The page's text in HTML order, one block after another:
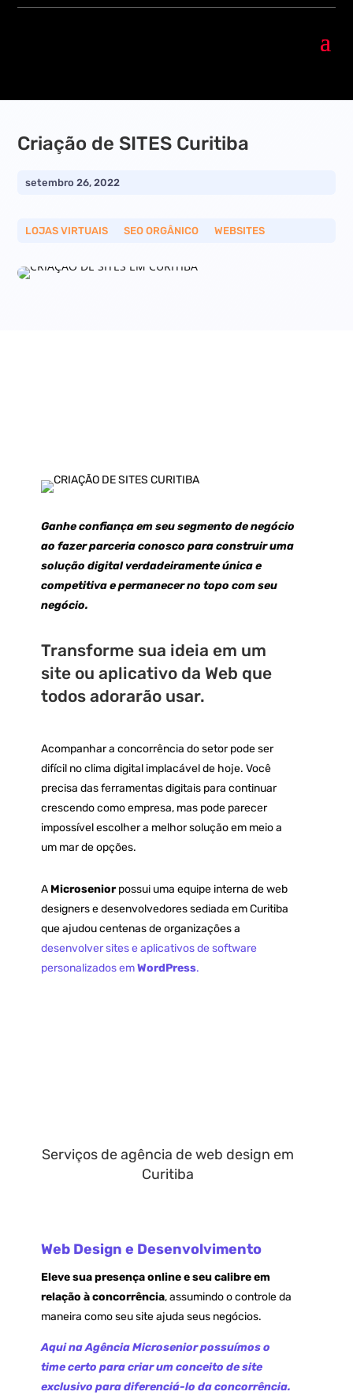
Criação de SITES Curitiba
setembro 26, 2022
LOJAS VIRTUAIS __SEO ORGÂNICO __WEBSITES
Ganhe confiança em seu segmento de negócio
ao fazer parceria conosco para construir uma
solução digital verdadeiramente única e
competitiva e permanecer no topo com seu
negócio.
Transformesua ideia em um
siteou aplicativoda Web que
todosadorarãousar.
Acompanhar a concorrência do setor pode ser
difícil no clima digital implacável de hoje. Você
precisa das ferramentas digitais para continuar
crescendo como empresa, mas pode parecer
impossível escolher a melhor solução em meio a
um mar de opções.
A Microseniorpossui uma equipe interna de web
designers e desenvolvedores sediada em Curitiba
que ajudou centenas de organizações a
desenvolver sites e aplicativos de software
personalizados emWordPress.
Serviços de agência de web design em
Curitiba
Web Design e Desenvolvimento
Eleve sua presença online e seu calibre em
relação à concorrência, assumindo o controle da
maneira como seu site ajuda seus negócios.
Aqui na Agência Microsenior possuímos o
time certo para criar um conceito de site
exclusivo para diferenciá-lo da concorrência.